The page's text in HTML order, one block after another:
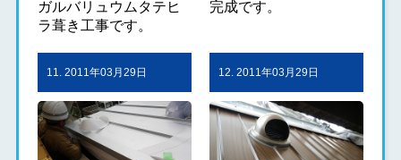
ガルバリュウムタテヒ
ラ葺き工事です。
完成です。
11. 2011年03月29日 12. 2011年03月29日